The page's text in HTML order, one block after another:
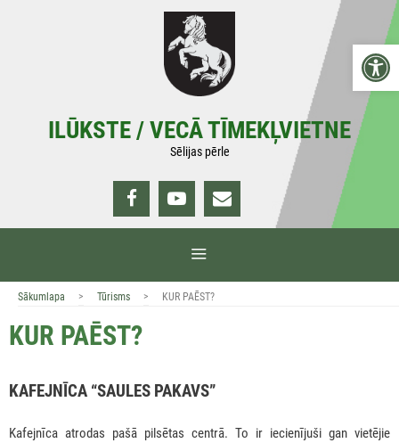
ILŪKSTE / VECĀ TĪMEKĻVIETNE
Sēlijas pērle
Sākumlapa > Tūrisms > KUR PAĒST?
KUR PAĒST?
KAFEJNĪCA “SAULES PAKAVS”
Kafejnīca atrodas pašā pilsētas centrā. To ir iecienījuši gan vietējie